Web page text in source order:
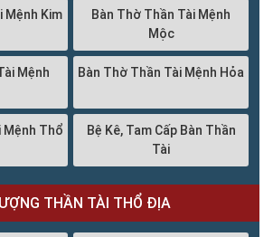
Mệnh Kim
Bàn Thờ Thần Tài Mệnh
Mộc
Mệnh
Bàn Thờ Thần Tài Mệnh Hỏa
Mệnh Thổ
Bệ Kê, Tam Cấp Bàn Thần
Tài
THẦN TÀI THỔ ĐỊA